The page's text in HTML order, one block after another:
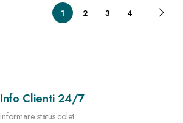
1 2 3 4
Info Clienti 24/7
Informare status colet